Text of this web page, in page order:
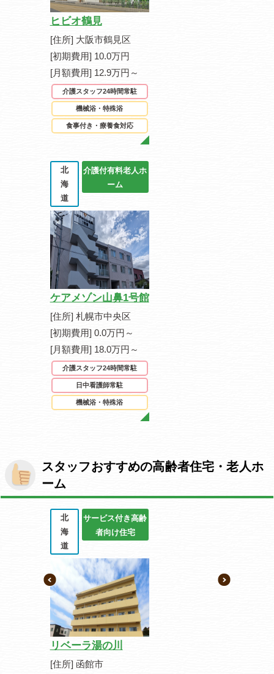
ヒビオ鶴見
[住所] 大阪市鶴見区
[初期費用] 10.0万円
[月額費用] 12.9万円～
介護スタッフ24時間常駐
機械浴・特殊浴
食事付き・療養食対応
北
海
道
介護付有料老人ホ
ーム
ケアメゾン山鼻1号館
[住所] 札幌市中央区
[初期費用] 0.0万円～
[月額費用] 18.0万円～
介護スタッフ24時間常駐
日中看護師常駐
機械浴・特殊浴
スタッフおすすめの高齢者住宅・老人ホ
ーム
北
海
道
サービス付き高齢
者向け住宅
リベーラ湯の川
[住所] 函館市